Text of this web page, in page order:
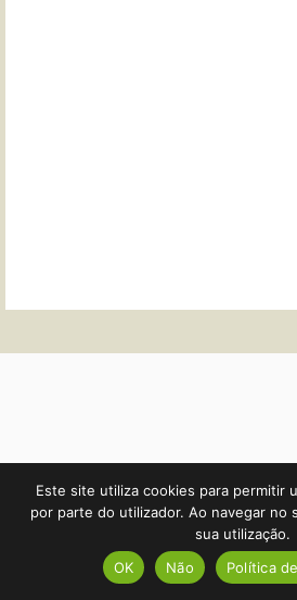
O QUE DIZEM
Este site utiliza cookies para permitir
por parte do utilizador. Ao navegar no
sua utilização.
OK
Não Política